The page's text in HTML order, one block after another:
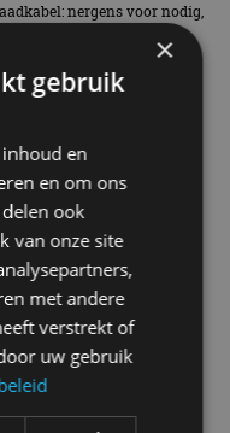
nergens voor nodig,
leuker
op verbruik van 12,8 kWh
(tijdelijk) net zo goedkoop
×
gebruik
en
en om ons
ook
van onze site
met andere
verstrekt of
uw gebruik